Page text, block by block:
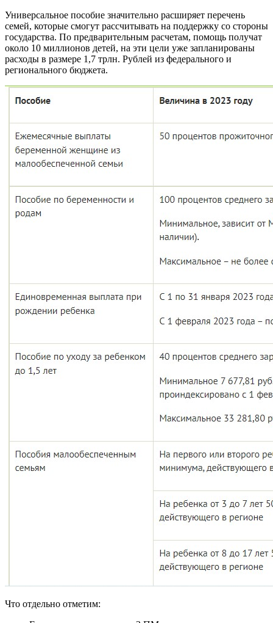
Универсальное пособие значительно расширяет перечень
семей, которые смогут рассчитывать на поддержку со стороны
государства. По предварительным расчетам, помощь получат
около 10 миллионов детей, на эти цели уже запланированы
расходы в размере 1,7 трлн. Рублей из федерального и
регионального бюджета.
Что отдельно отметим: